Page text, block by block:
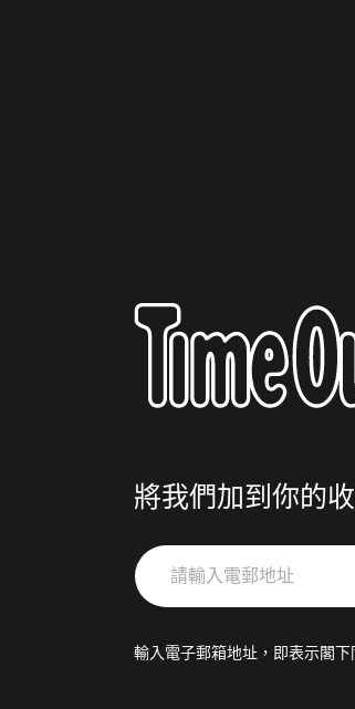
將我們加到你的
請
輸
郵
輸入電子郵箱地址，即表示閣下